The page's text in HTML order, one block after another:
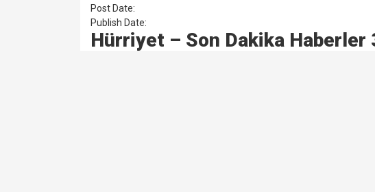
Post Date:
Publish Date:
Hürriyet – Son Dakika